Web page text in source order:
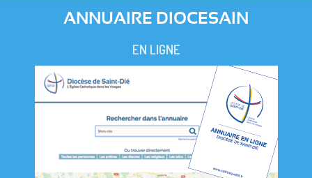
ANNUAIRE DIOCESAIN
EN LIGNE